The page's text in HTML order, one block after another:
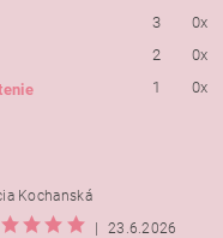
3
0x
2
0x
1
0x
Kochanská
|
23.6.2026